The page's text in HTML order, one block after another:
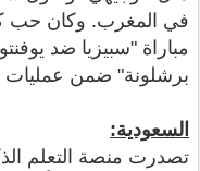
في المغرب. وكان حب
مباراة "سبيزيا ضد
برشلونة" ضمن عمليات
السعودية:
تصدرت منصة التعلم